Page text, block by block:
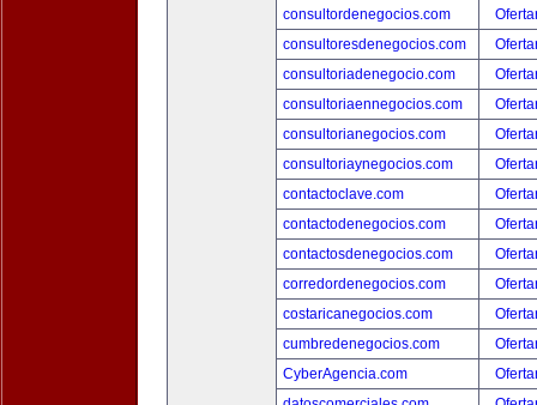
consultordenegocios.com
consultoresdenegocios.com
consultoriadenegocio.com
consultoriaennegocios.com
consultorianegocios.com
consultoriaynegocios.com
contactoclave.com
contactodenegocios.com
contactosdenegocios.com
corredordenegocios.com
costaricanegocios.com
cumbredenegocios.com
CyberAgencia.com